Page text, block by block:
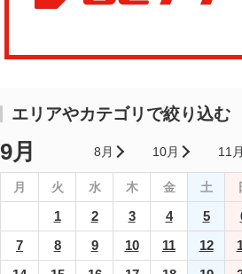
エリアやカテゴリで絞り込む
9月 8月 10月 11
月 火 水 木 金 土
1 2 3 4 5
7
8 9 10 11 12